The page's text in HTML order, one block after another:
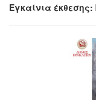
Εγκαίνια